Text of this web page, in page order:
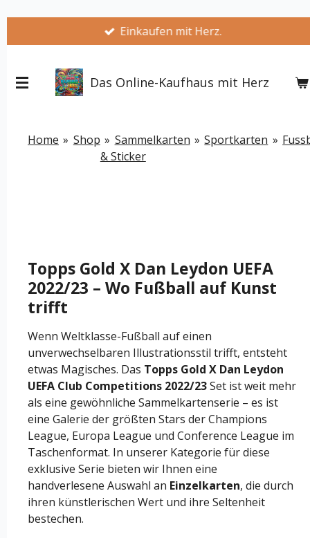
springen
Einkaufen mit Herz.
Das Online-Kaufhaus mit Herz
Home » Shop » Sammelkarten
& Sticker
» Sportkarten »
Topps Gold X Dan Leydon UEFA
2022/23 – Wo Fußball auf Kunst
trifft
Wenn Weltklasse-Fußball auf einen
unverwechselbaren Illustrationsstil trifft, entsteht
etwas Magisches. Das Topps Gold X Dan Leydon
UEFA Club Competitions 2022/23Set ist weit mehr
als eine gewöhnliche Sammelkartenserie – es ist
eine Galerie der größten Stars der Champions
League, Europa League und Conference League im
Taschenformat. In unserer Kategorie für diese
exklusive Serie bieten wir Ihnen eine
handverlesene Auswahl an Einzelkarten, die durch
ihren künstlerischen Wert und ihre Seltenheit
bestechen.